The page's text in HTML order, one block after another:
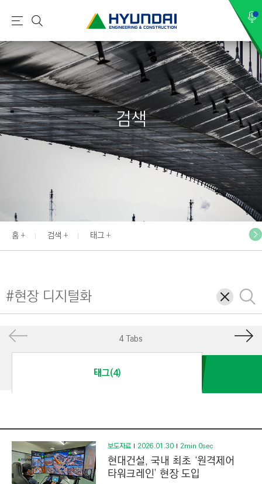
현
건
설
(
H
Y
U
N
E
N
N
E
I
O
N
S
T
메
뉴
검
색
검색
홈 검색 태그
삭
제
검
색
4 Tabs
태그(4)
보도자료 2026.01.30 2min 0sec
현대건설, 국내 최초 ‘원격제어
타워크레인’ 현장 도입